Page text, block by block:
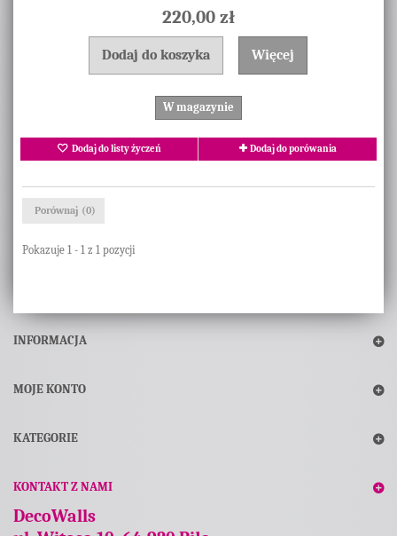
220,00 zł
Dodaj do koszyka Więcej
W magazynie
Dodaj do listy życzeń Dodaj do porówania
Porównaj (0)
Pokazuje 1 - 1 z 1 pozycji
INFORMACJA
MOJE KONTO
KATEGORIE
KONTAKT Z NAMI
DecoWalls